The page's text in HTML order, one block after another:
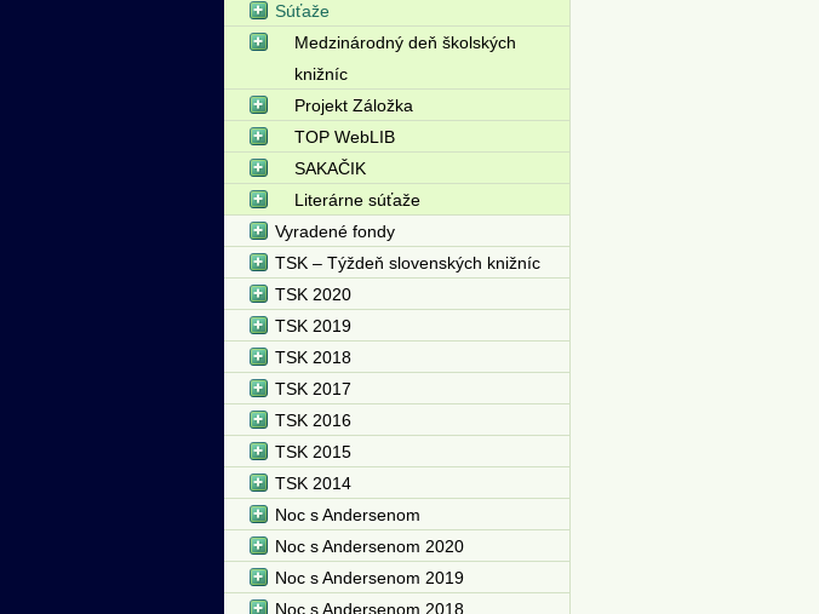
Súťaže
Medzinárodný deň školských
knižníc
Projekt Záložka
TOP WebLIB
SAKAČIK
Literárne súťaže
Vyradené fondy
TSK – Týždeň slovenských knižníc
TSK 2020
TSK 2019
TSK 2018
TSK 2017
TSK 2016
TSK 2015
TSK 2014
Noc s Andersenom
Noc s Andersenom 2020
Noc s Andersenom 2019
Noc s Andersenom 2018